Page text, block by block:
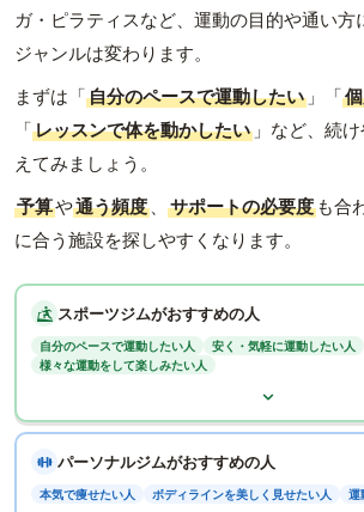
ガ・ピラティスなど、運動の目的や通い方
ジャンルは変わります。
まずは「自分のペースで運動したい 」「
「レッスンで体を動かしたい 」など、続
えてみましょう。
予算や通う頻度 、 サポートの必要度 も合
に合う施設を探しやすくなります。
スポーツジムがおすすめの人
自分のペースで運動したい人
安く・気軽に運動したい人
様々な運動をして楽しみたい人
パーソナルジムがおすすめの人
本気で痩せたい人 ボディラインを美しく見せたい人 運